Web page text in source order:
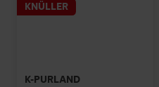
KNÜLLER
K-PURLAND